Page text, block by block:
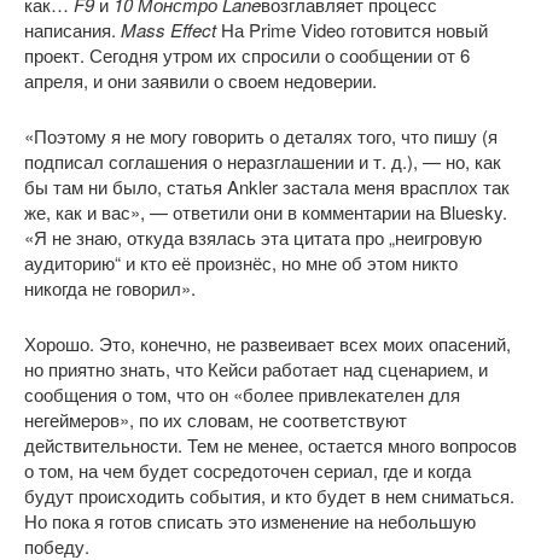
написания. Mass EffectНа Prime Video готовится новый
проект. Сегодня утром их спросили о сообщении от 6
апреля, и они заявили о своем недоверии.
«Поэтому я не могу говорить о деталях того, что пишу (я
подписал соглашения о неразглашении и т. д.), — но, как
бы там ни было, статья Ankler застала меня врасплох так
же, как и вас», — ответили они в комментарии на Bluesky.
«Я не знаю, откуда взялась эта цитата про „неигровую
аудиторию“ и кто её произнёс, но мне об этом никто
никогда не говорил».
Хорошо. Это, конечно, не развеивает всех моих опасений,
но приятно знать, что Кейси работает над сценарием, и
сообщения о том, что он «более привлекателен для
негеймеров», по их словам, не соответствуют
действительности. Тем не менее, остается много вопросов
о том, на чем будет сосредоточен сериал, где и когда
будут происходить события, и кто будет в нем сниматься.
Но пока я готов списать это изменение на небольшую
победу.